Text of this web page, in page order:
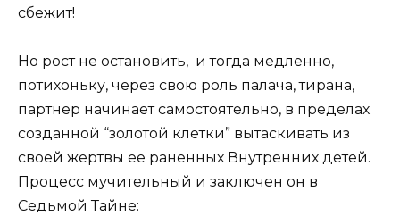
сбежит!
Но рост не остановить, и тогда медленно,
потихоньку, через свою роль палача, тирана,
партнер начинает самостоятельно, в пределах
созданной “золотой клетки” вытаскивать из
своей жертвы ее раненных Внутренних детей.
Процесс мучительный и заключен он в
Седьмой Тайне: